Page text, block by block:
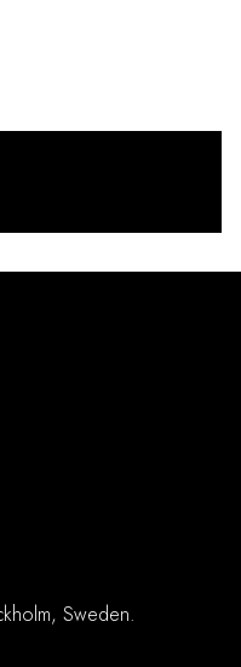
Sweden.